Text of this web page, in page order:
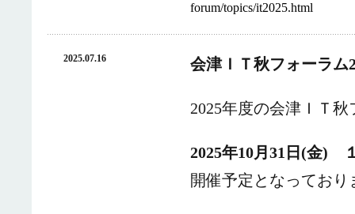
forum/topics/it2025.html
2025.07.16 会津ＩＴ秋フォーラム
2025年度の会津ＩＴ
2025年10月31日(金)
開催予定となっており